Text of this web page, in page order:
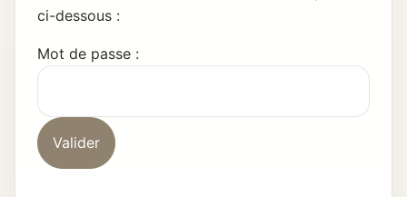
ci-dessous :
Mot de passe :